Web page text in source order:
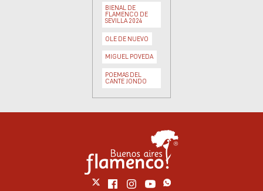
BIENAL DE
FLAMENCO DE
SEVILLA 2024
OLE DE NUEVO
MIGUEL POVEDA
POEMAS DEL
CANTE JONDO